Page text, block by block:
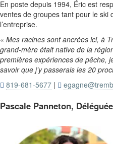
En poste depuis 1994, Éric est
ventes de groupes tant pour le ski
l’entreprise.
« Mes racines sont ancrées ici, à
grand-mère était native de la
premières expériences de pêche,
savoir que j’y passerais les 20
 819-681-5677 | 
Pascale Panneton,